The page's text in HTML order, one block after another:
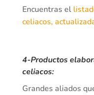
Encuentras el
celiacos,
4-Productos
celiacos:
Grandes aliados